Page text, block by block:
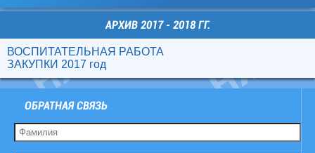
АРХИВ 2017 - 2018 ГГ.
ВОСПИТАТЕЛЬНАЯ РАБОТА
ЗАКУПКИ 2017 год
ОБРАТНАЯ СВЯЗЬ